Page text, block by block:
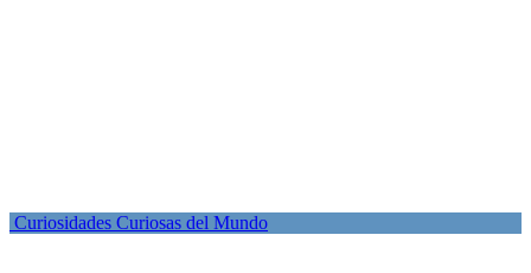
Curiosidades Curiosas del Mundo